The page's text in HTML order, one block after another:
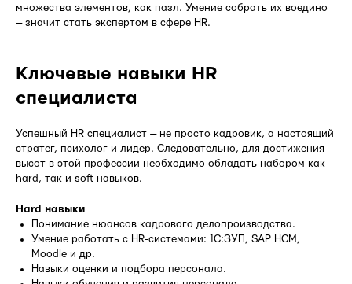
множества элементов, как пазл. Умение собрать их воедино
— значит стать экспертом в сфере HR.
Ключевые навыки HR
специалиста
Успешный HR специалист — не просто кадровик, а настоящий
стратег, психолог и лидер. Следовательно, для достижения
высот в этой профессии необходимо обладать набором как
hard, так и soft навыков.
Hard навыки
Понимание нюансов кадрового делопроизводства.
Умение работать с HR-системами: 1C:ЗУП, SAP HCM,
Moodle и др.
Навыки оценки и подбора персонала.